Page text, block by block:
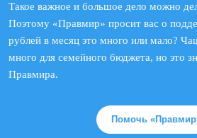
Такое важное и большое дело можно
Поэтому «Правмир» просит вас о
рублей в месяц это много или мало?
много для семейного бюджета, но это
Правмира.
Помочь